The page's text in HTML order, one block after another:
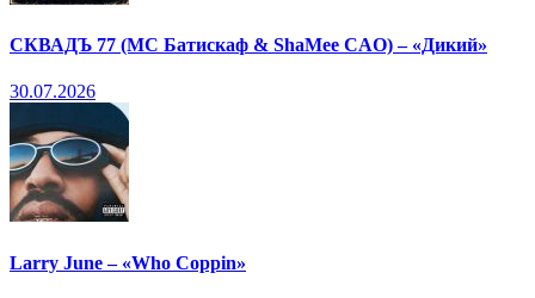
СКВАДЪ 77 (МС Батискаф & ShaMee CAO) – «Дикий»
30.07.2026
Larry June – «Who Coppin»